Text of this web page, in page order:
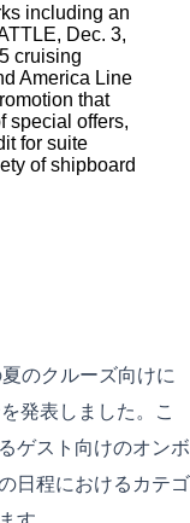
including an
Dec. 3,
cruising
America Line
that
special offers,
for suite
of shipboard
のクルーズ向けに
発表しました。こ
ゲスト向けのオンボ
日程におけるカテゴ